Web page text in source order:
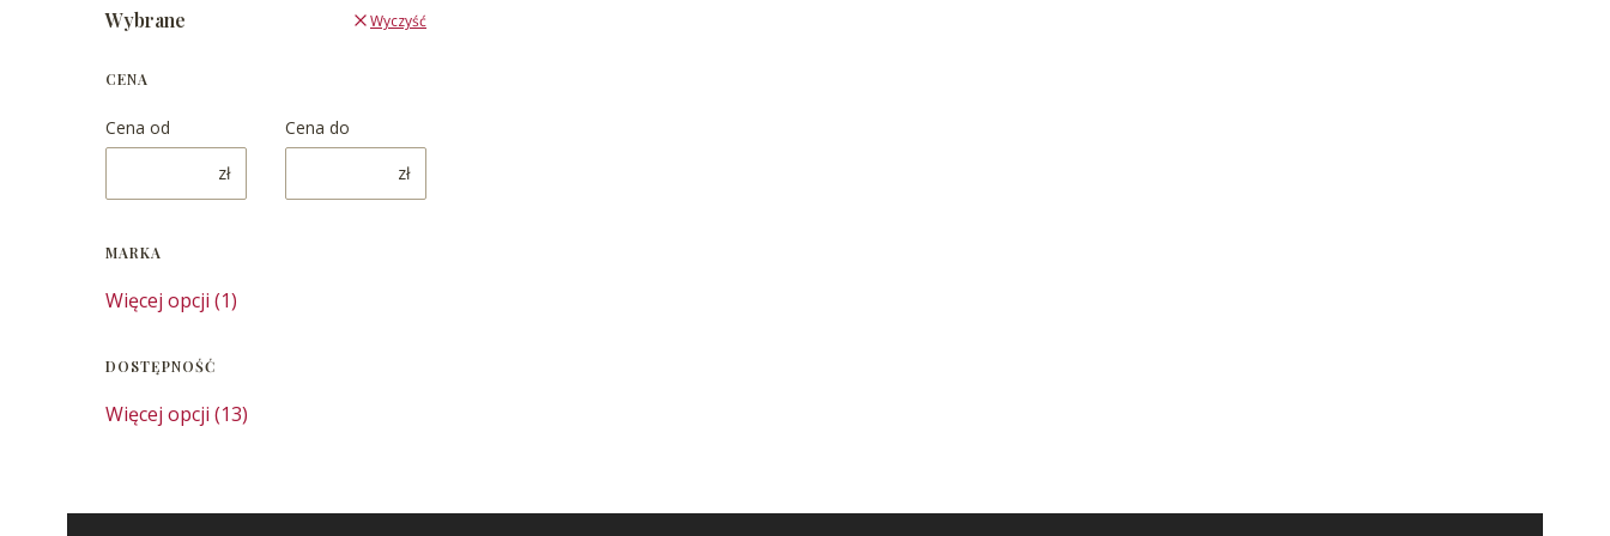
Wybrane Wyczyść
CENA
Cena od
zł
Cena do
zł
MARKA
Marka
Więcej opcji (1)
DOSTĘPNOŚĆ
Dostępność
Więcej opcji (13)